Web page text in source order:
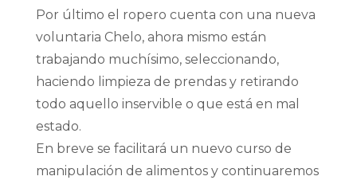
Por último el ropero cuenta con una nueva
voluntaria Chelo, ahora mismo están
trabajando muchísimo, seleccionando,
haciendo limpieza de prendas y retirando
todo aquello inservible o que está en mal
estado.
En breve se facilitará un nuevo curso de
manipulación de alimentos y continuaremos